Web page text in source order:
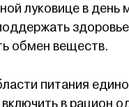
луковице в день
обмен веществ.
питания